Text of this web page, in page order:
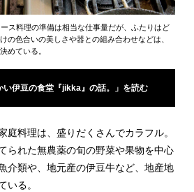
ス料理の準備は相当な仕事量だが、ふたりはど
の色合いの美しさや器との組み合わせなどは、
めている。
い伊豆の食堂『jikka』の話。」を読む
庭料理は、盛りだくさんでカラフル。
られた無農薬の旬の野菜や果物を中心
介類や、地元産の伊豆牛など、地産地
いる。